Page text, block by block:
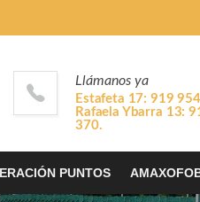
PUNTOS
Llámanos ya
Estafeta 17: 919
Rafaela Ybarra 13:
370.